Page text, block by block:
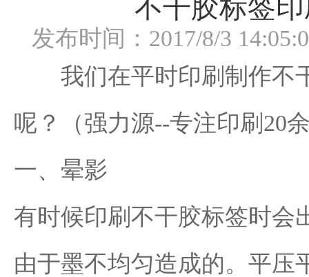
不干胶标签
发布时间：2017/8/3
我们在平时印刷制作不
呢？（强力源--专注印刷20
一、晕影
有时候印刷不干胶标签时会
由于墨不均匀造成的。平压